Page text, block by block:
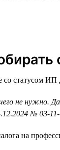
со статусом
не нужно.
№ 03-11-
на